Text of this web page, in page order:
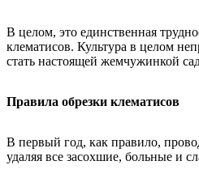
В целом, это единственная
клематисов. Культура в целом
стать настоящей жемчужинкой
Правила обрезки клематисов
В первый год, как правило,
удаляя все засохшие, больные и